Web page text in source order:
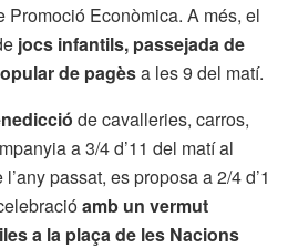
Promoció Econòmica. A més, el
jocs infantils, passejada de
de pagèsa les 9 del matí.
de cavalleries, carros,
a 3/4 d’11 del matí al
passat, es proposa a 2/4 d’1
amb un vermut
a la plaça de les Nacions